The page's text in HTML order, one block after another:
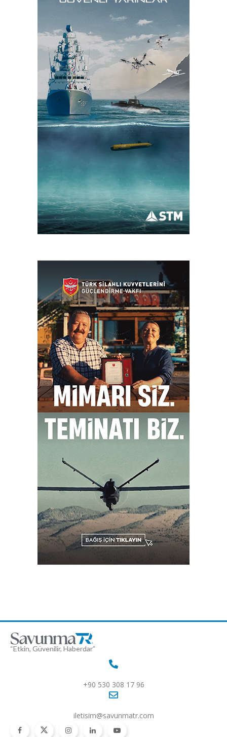
“Etkin, Güvenilir, Haberdar”
+90 530 308 17 96
iletisim@savunmatr.com